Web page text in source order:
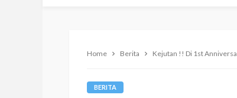
Home Berita Kejutan !! Di 1st
BERITA